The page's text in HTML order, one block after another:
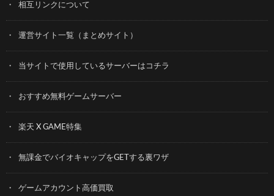
相互リンクについて
運営サイト一覧（まとめサイト）
当サイトで使用しているサーバーはコチラ
おすすめ無料ゲームサーバー
楽天 X GAME特集
無課金でバイオキャップをGETする裏ワザ
ゲームアカウント高価買取